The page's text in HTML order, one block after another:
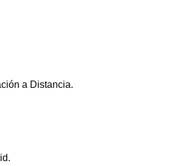
a Distancia.